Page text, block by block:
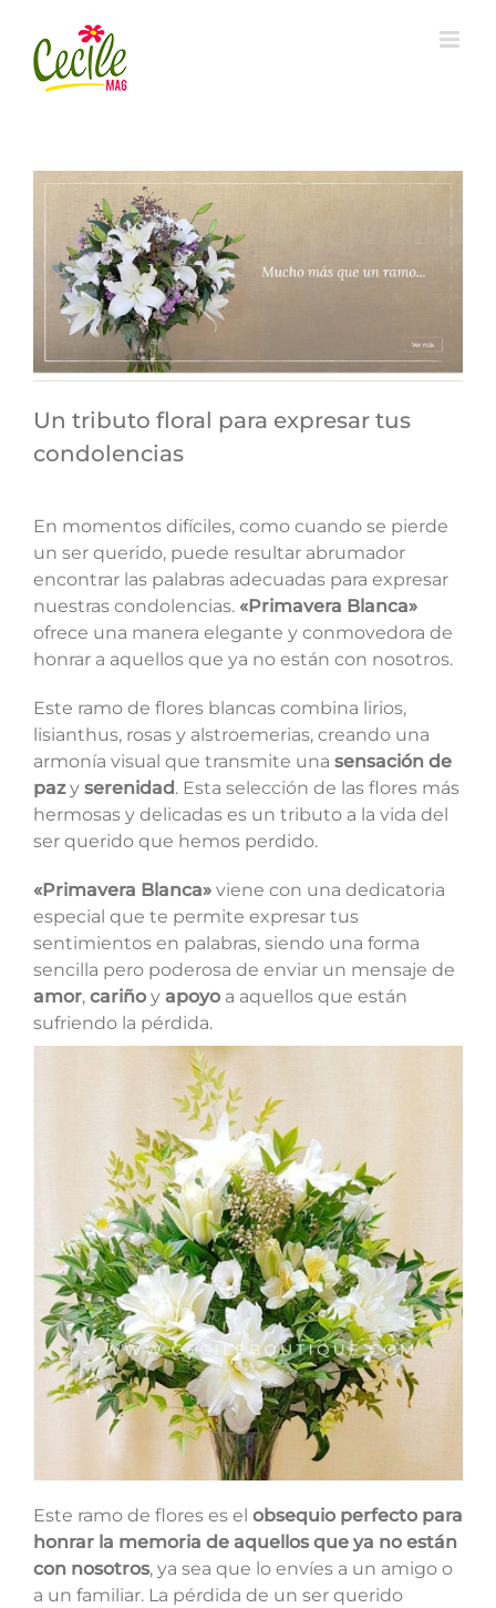
content
Un tributo floral para expresar tus
condolencias
En momentos difíciles, como cuando se pierde
un ser querido, puede resultar abrumador
encontrar las palabras adecuadas para expresar
nuestras condolencias. «Primavera Blanca»
ofrece una manera elegante y conmovedora de
honrar a aquellos que ya no están con nosotros.
Este ramo de flores blancas combina lirios,
lisianthus, rosas y alstroemerias, creando una
armonía visual que transmite una sensación de
pazy serenidad. Esta selección de las flores más
hermosas y delicadas es un tributo a la vida del
ser querido que hemos perdido.
«Primavera Blanca»viene con una dedicatoria
especial que te permite expresar tus
sentimientos en palabras, siendo una forma
sencilla pero poderosa de enviar un mensaje de
amor, cariñoy apoyoa aquellos que están
sufriendo la pérdida.
Este ramo de flores es el obsequio perfecto para
honrar la memoria de aquellos que ya no están
con nosotros, ya sea que lo envíes a un amigo o
a un familiar. La pérdida de un ser querido